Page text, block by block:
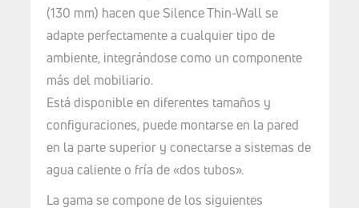
(130 mm) hacen que Silence Thin-Wall se
adapte perfectamente a cualquier tipo de
ambiente, integrándose como un componente
más del mobiliario.
Está disponible en diferentes tamaños y
configuraciones, puede montarse en la pared
en la parte superior y conectarse a sistemas de
agua caliente o fría de «dos tubos».
La gama se compone de los siguientes